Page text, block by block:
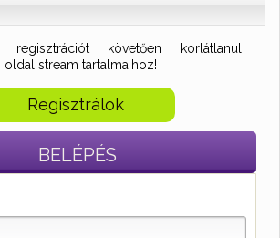
követően korlátlanul
oldal stream tartalmaihoz!
Regisztrálok
BELÉPÉS